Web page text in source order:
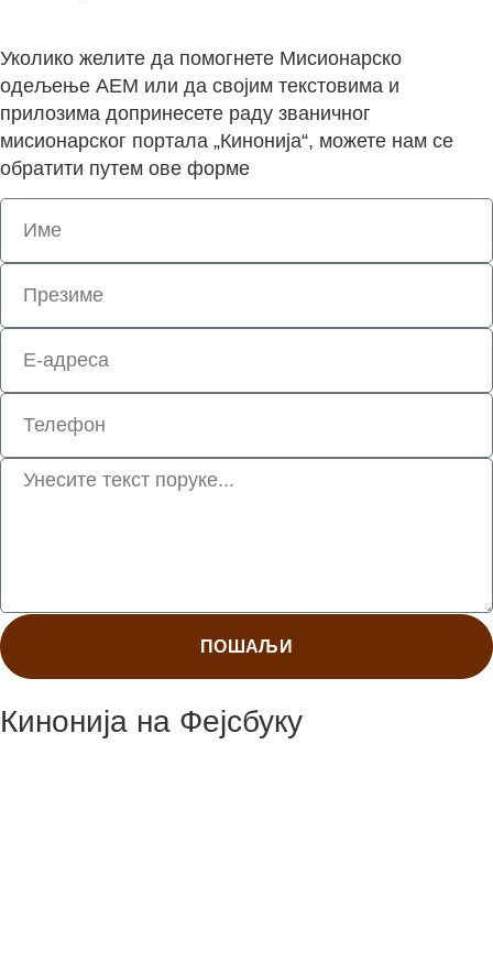
Уколико желите да помогнете Мисионарско
одељење АЕМ или да својим текстовима и
прилозима допринесете раду званичног
мисионарског портала „Кинонија“, можете нам се
обратити путем ове форме
ПОШАЉИ
Кинонија на Фејсбуку